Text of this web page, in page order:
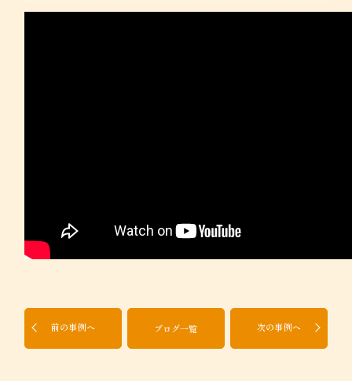
前の事例へ ブログ一覧 次の事例へ